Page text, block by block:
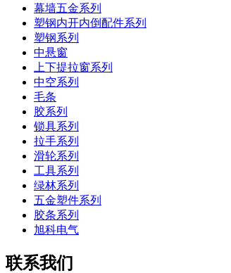
幕墙五金系列
塑钢内开内倒配件系列
塑钢系列
中悬窗
上下提拉窗系列
中空系列
毛条
胶系列
锁具系列
拉手系列
滑轮系列
工具系列
绿林系列
五金塑件系列
胶条系列
旭科电气
联系我们